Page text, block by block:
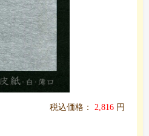
税込価格： 2,816 円